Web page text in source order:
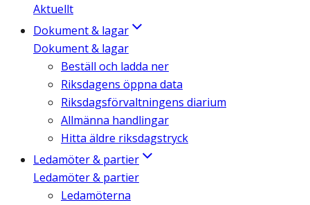
Aktuellt
Dokument & lagar
Dokument & lagar
Beställ och ladda ner
Riksdagens öppna data
Riksdagsförvaltningens diarium
Allmänna handlingar
Hitta äldre riksdagstryck
Ledamöter & partier
Ledamöter & partier
Ledamöterna